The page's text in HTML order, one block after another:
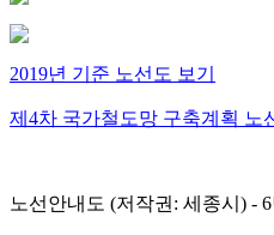
2019년 기준 노선도 보기
제4차 국가철도망 구축계획 노
노선안내도 (저작권: 세종시) -